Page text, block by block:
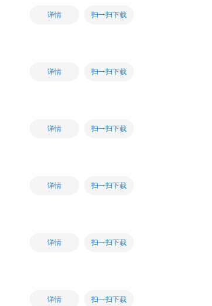
详情 扫一扫下载
详情 扫一扫下载
详情 扫一扫下载
详情 扫一扫下载
详情 扫一扫下载
详情 扫一扫下载